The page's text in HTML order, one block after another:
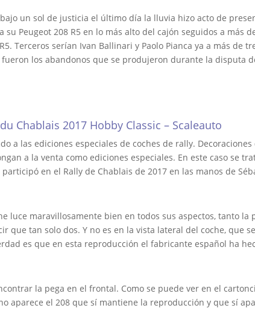
un sol de justicia el último día la lluvia hizo acto de
su Peugeot 208 R5 en lo más alto del cajón seguidos a más
Terceros serían Ivan Ballinari y Paolo Pianca ya a más
los abandonos que se produjeron durante la disputa
Chablais 2017 Hobby Classic – Scaleauto
a las ediciones especiales de coches de rally.
a la venta como ediciones especiales. En este caso se
en el Rally de Chablais de 2017 en las manos de
luce maravillosamente bien en todos sus aspectos, tanto
que tan solo dos. Y no es en la vista lateral del coche, que
es que en esta reproducción el fabricante español ha
la pega en el frontal. Como se puede ver en el
aparece el 208 que sí mantiene la reproducción y que sí